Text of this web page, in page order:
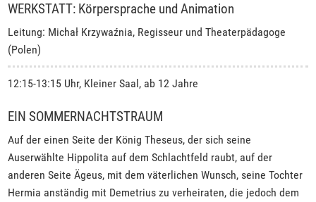
WERKSTATT: Körpersprache und Animation
Leitung: Michał Krzywaźnia, Regisseur und Theaterpädagoge
(Polen)
12:15-13:15 Uhr, Kleiner Saal, ab 12 Jahre
EIN SOMMERNACHTSTRAUM
Auf der einen Seite der König Theseus, der sich seine
Auserwählte Hippolita auf dem Schlachtfeld raubt, auf der
anderen Seite Ägeus, mit dem väterlichen Wunsch, seine Tochter
Hermia anständig mit Demetrius zu verheiraten, die jedoch dem